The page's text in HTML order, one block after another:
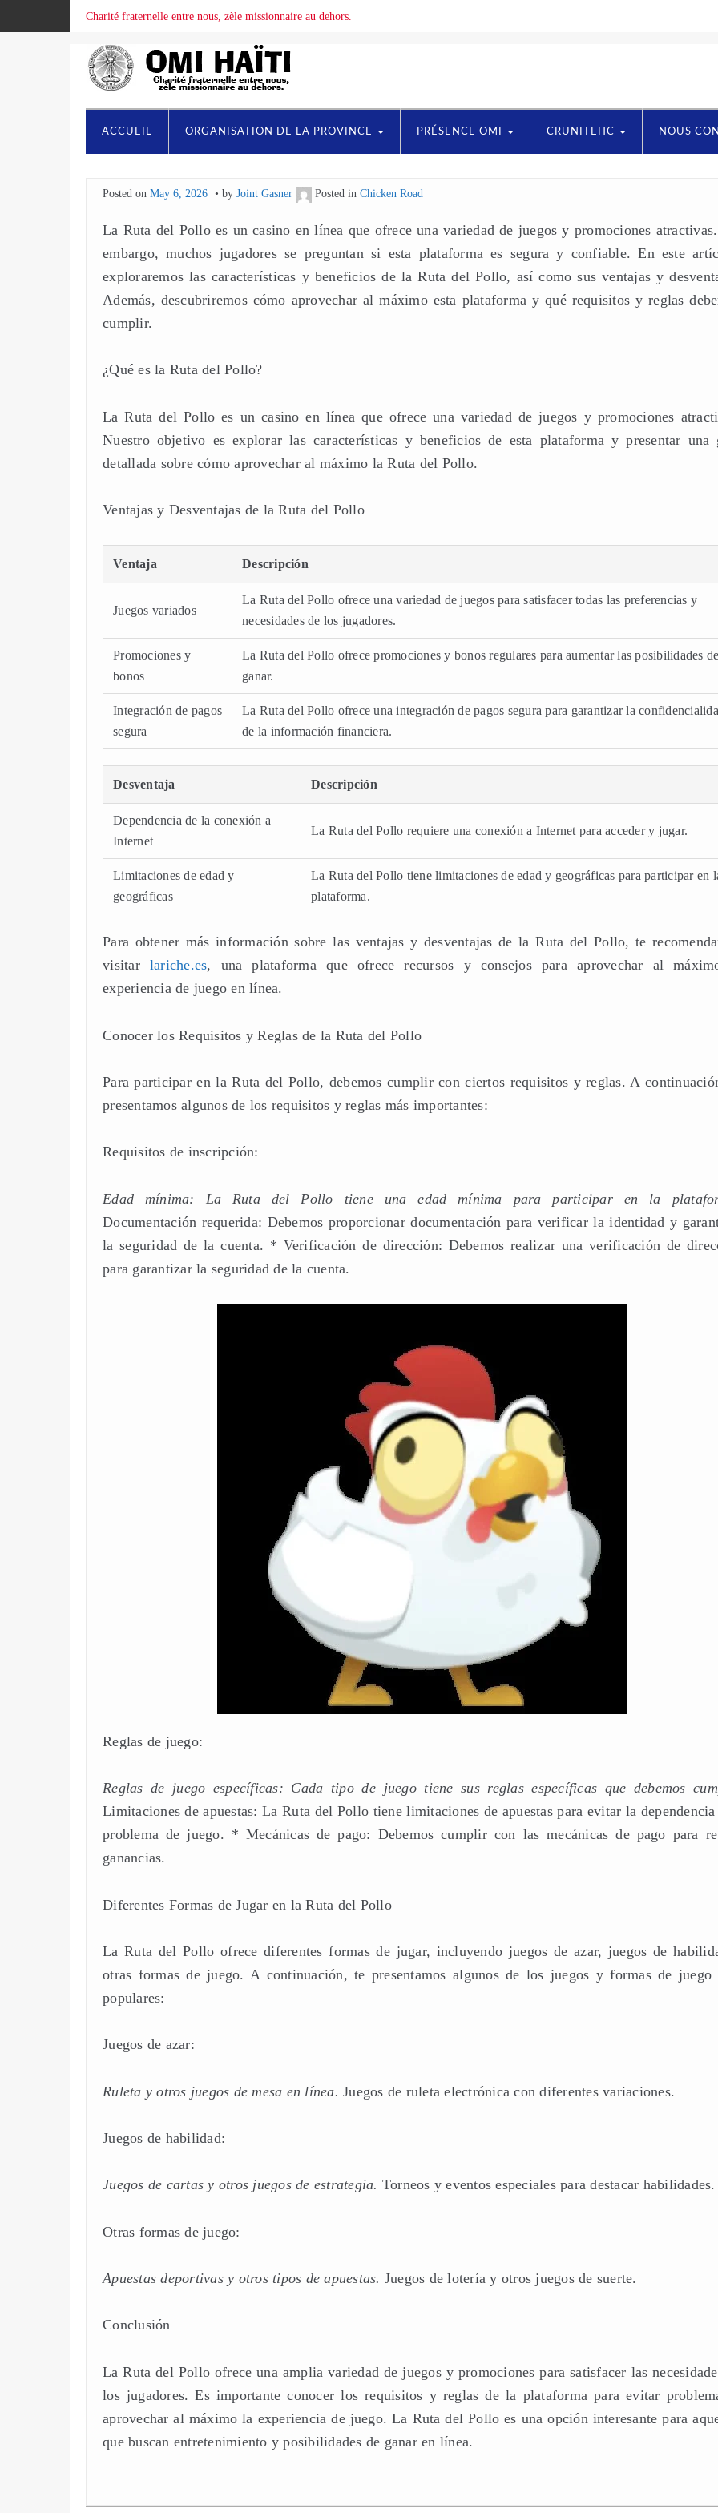
Charité fraternelle entre nous, zèle missionnaire au dehors.
ACCUEIL ORGANISATION DE LA PROVINCE PRÉSENCE OMI CRUNITEHC NOUS
Posted on May 6, 2026 by Joint Gasner Posted in Chicken Road
La Ruta del Pollo es un casino en línea que ofrece una variedad de juegos y promociones
embargo, muchos jugadores se preguntan si esta plataforma es segura y confiable. En este
exploraremos las características y beneficios de la Ruta del Pollo, así como sus ventajas y
Además, descubriremos cómo aprovechar al máximo esta plataforma y qué requisitos y reglas
cumplir.
¿Qué es la Ruta del Pollo?
La Ruta del Pollo es un casino en línea que ofrece una variedad de juegos y promociones
Nuestro objetivo es explorar las características y beneficios de esta plataforma y presentar una
detallada sobre cómo aprovechar al máximo la Ruta del Pollo.
Ventajas y Desventajas de la Ruta del Pollo
Ventaja Descripción
Juegos variados
La Ruta del Pollo ofrece una variedad de juegos para satisfacer todas las preferencias y
necesidades de los jugadores.
Promociones y
bonos
La Ruta del Pollo ofrece promociones y bonos regulares para aumentar las posibilidades
ganar.
Integración de pagos
segura
La Ruta del Pollo ofrece una integración de pagos segura para garantizar la
de la información financiera.
Desventaja Descripción
Dependencia de la conexión a
Internet
La Ruta del Pollo requiere una conexión a Internet para acceder y jugar.
Limitaciones de edad y
geográficas
La Ruta del Pollo tiene limitaciones de edad y geográficas para participar en
plataforma.
Para obtener más información sobre las ventajas y desventajas de la Ruta del Pollo, te
visitar lariche.es, una plataforma que ofrece recursos y consejos para aprovechar al
experiencia de juego en línea.
Conocer los Requisitos y Reglas de la Ruta del Pollo
Para participar en la Ruta del Pollo, debemos cumplir con ciertos requisitos y reglas. A
presentamos algunos de los requisitos y reglas más importantes:
Requisitos de inscripción:
Edad mínima: La Ruta del Pollo tiene una edad mínima para participar en la
Documentación requerida: Debemos proporcionar documentación para verificar la identidad y
la seguridad de la cuenta. * Verificación de dirección: Debemos realizar una verificación de
para garantizar la seguridad de la cuenta.
Reglas de juego:
Reglas de juego específicas: Cada tipo de juego tiene sus reglas específicas que debemos
Limitaciones de apuestas: La Ruta del Pollo tiene limitaciones de apuestas para evitar la
problema de juego. * Mecánicas de pago: Debemos cumplir con las mecánicas de pago para
ganancias.
Diferentes Formas de Jugar en la Ruta del Pollo
La Ruta del Pollo ofrece diferentes formas de jugar, incluyendo juegos de azar, juegos de
otras formas de juego. A continuación, te presentamos algunos de los juegos y formas de juego
populares:
Juegos de azar:
Ruleta y otros juegos de mesa en línea. Juegos de ruleta electrónica con diferentes variaciones.
Juegos de habilidad:
Juegos de cartas y otros juegos de estrategia. Torneos y eventos especiales para destacar habilidades.
Otras formas de juego:
Apuestas deportivas y otros tipos de apuestas. Juegos de lotería y otros juegos de suerte.
Conclusión
La Ruta del Pollo ofrece una amplia variedad de juegos y promociones para satisfacer las
los jugadores. Es importante conocer los requisitos y reglas de la plataforma para evitar
aprovechar al máximo la experiencia de juego. La Ruta del Pollo es una opción interesante para
que buscan entretenimiento y posibilidades de ganar en línea.